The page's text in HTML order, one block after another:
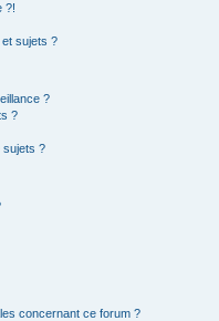
?!
sujets ?
?
?
sujets ?
concernant ce forum ?